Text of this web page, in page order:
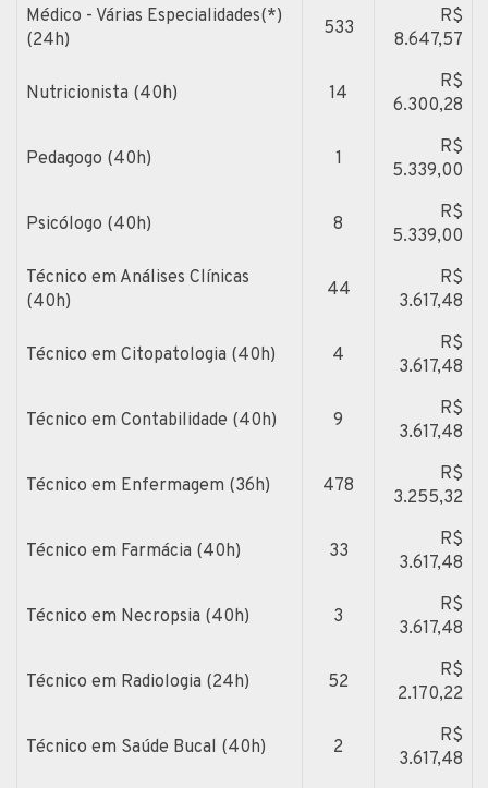
Médico - Várias Especialidades(*)
(24h)
533
R$
8.647,57
Nutricionista (40h) 14
R$
6.300,28
Pedagogo (40h) 1
R$
5.339,00
Psicólogo (40h) 8
R$
5.339,00
Técnico em Análises Clínicas
(40h)
44
R$
3.617,48
Técnico em Citopatologia (40h) 4
R$
3.617,48
Técnico em Contabilidade (40h) 9
R$
3.617,48
Técnico em Enfermagem (36h) 478
R$
3.255,32
Técnico em Farmácia (40h) 33
R$
3.617,48
Técnico em Necropsia (40h) 3
R$
3.617,48
Técnico em Radiologia (24h) 52
R$
2.170,22
Técnico em Saúde Bucal (40h) 2
R$
3.617,48